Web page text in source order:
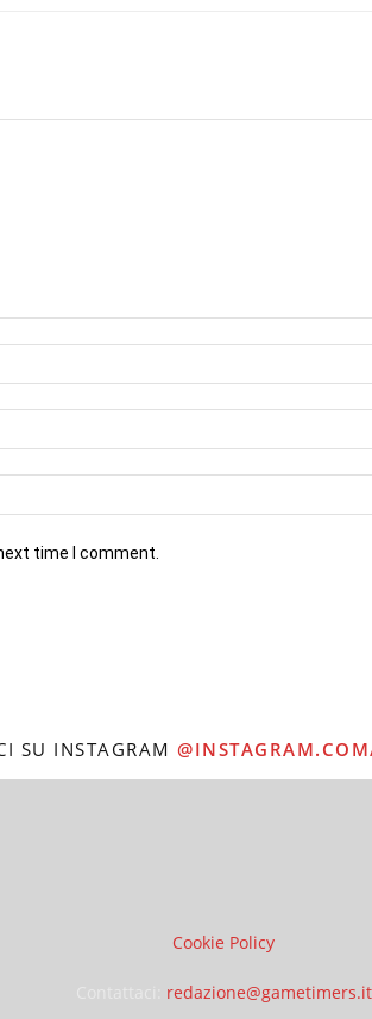
time I comment.
SU INSTAGRAM
Cookie Policy
redazione@gametimers.it